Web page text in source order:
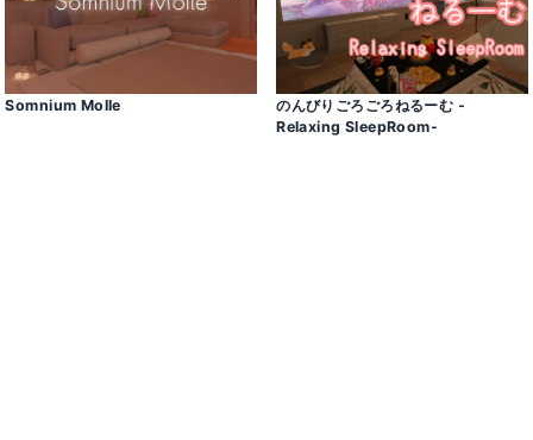
Somnium Molle
のんびりごろごろねるーむ -
Relaxing SleepRoom-